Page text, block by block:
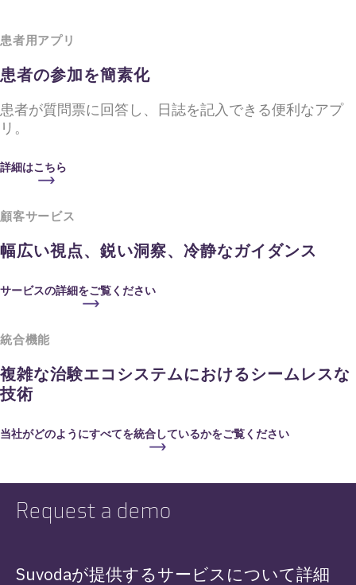
患者用アプリ
患者の参加を簡素化
患者が質問票に回答し、日誌を記入できる便利なアプ
リ。
詳細はこちら
顧客サービス
幅広い視点、鋭い洞察、冷静なガイダンス
サービスの詳細をご覧ください
統合機能
複雑な治験エコシステムにおけるシームレスな
技術
当社がどのようにすべてを統合しているかをご覧ください
Request a demo
Suvodaが提供するサービスについて詳細